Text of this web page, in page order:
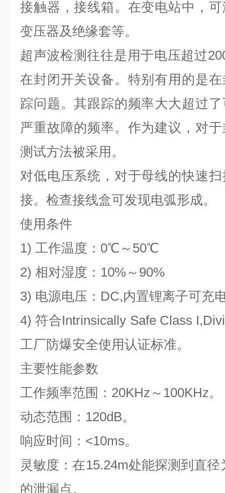
接触器，接线箱。在变电站中，
变压器及绝缘套等。
超声波检测往往是用于电压超过
在封闭开关设备。特别有用的是
踪问题。其跟踪的频率大大超过
严重故障的频率。作为建议，对
测试方法被采用。
对低电压系统，对于母线的快速
接。检查接线盒可发现电弧形成。
使用条件
1) 工作温度：0℃～50℃
2) 相对湿度：10%～90%
3) 电源电压：DC,内置锂离子可充
4) 符合Intrinsically Safe Class
工厂防爆安全使用认证标准。
主要性能参数
工作频率范围：20KHz～100KHz。
动态范围：120dB。
响应时间：<10ms。
灵敏度：在15.24m处能探测到直
的泄漏点。